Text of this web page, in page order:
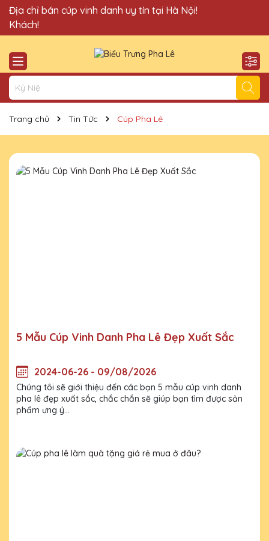
Quà Tặng Cúp Pha Lê Vinh Danh An Thảo xin chào Quý
Khách!
Địa chỉ bán cúp vinh danh uy tín tại Hà Nội!
Trang chủ Tin Tức Cúp Pha Lê
5 Mẫu Cúp Vinh Danh Pha Lê Đẹp Xuất Sắc
2024-06-26 - 09/08/2026
Chúng tôi sẽ giới thiệu đến các bạn 5 mẫu cúp vinh danh
pha lê đẹp xuất sắc, chắc chắn sẽ giúp bạn tìm được sản
phẩm ưng ý...